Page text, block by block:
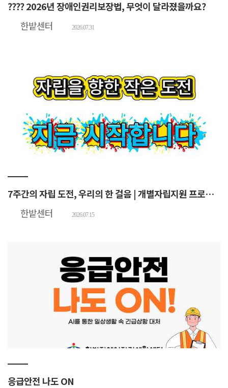
???? 2026년 장애인권리보장법, 무엇이 달라졌을까요?
한밭센터
2026.07.31
7주간의 자립 도전, 우리의 한 걸음 | 개별자립지원 프로그램
한밭센터
2026.07.15
응급안전 나도 ON